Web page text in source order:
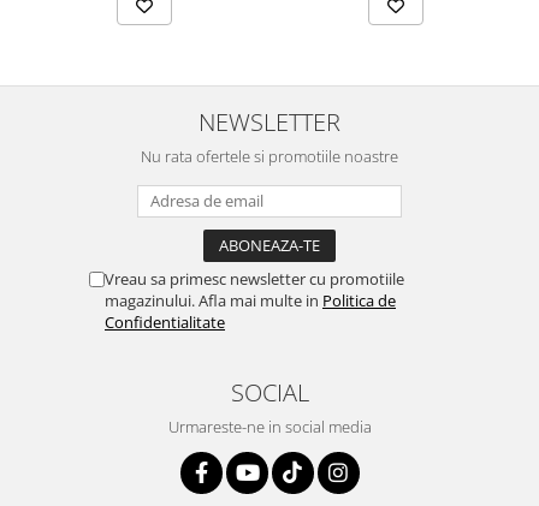
NEWSLETTER
Nu rata ofertele si promotiile noastre
Vreau sa primesc newsletter cu promotiile
magazinului. Afla mai multe in Politica de
Confidentialitate
SOCIAL
Urmareste-ne in social media